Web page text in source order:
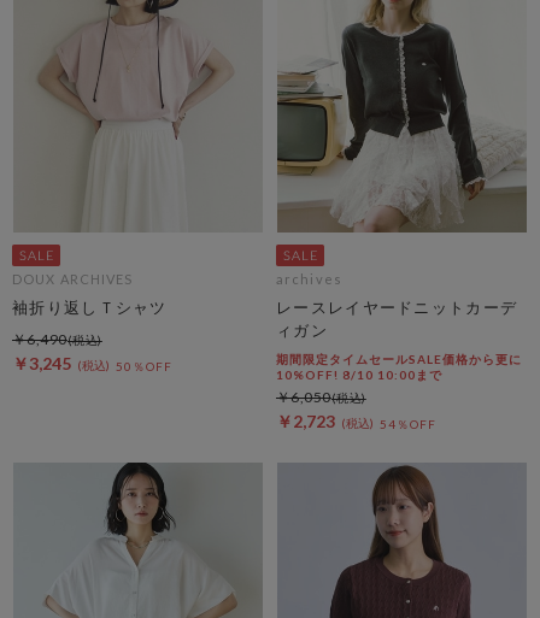
DOUX ARCHIVES
袖折り返しＴシャツ
￥3,245 50％OFF
￥6,490
archives
レースレイヤードニットカーデ
ィガン
期間限定タイムセールSALE価格から更に
10%OFF! 8/10 10:00まで
￥2,723 54％OFF
￥6,050